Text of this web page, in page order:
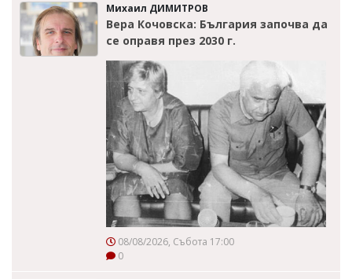
Михаил ДИМИТРОВ
Вера Кочовска: България започва да
се оправя през 2030 г.
08/08/2026, Събота 17:00
0